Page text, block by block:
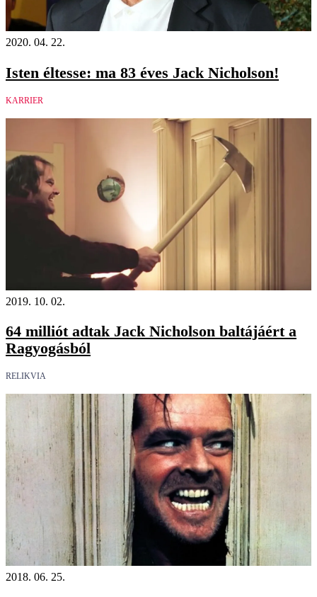
2020. 04. 22.
Isten éltesse: ma 83 éves Jack Nicholson!
KARRIER
2019. 10. 02.
64 milliót adtak Jack Nicholson baltájáért a
Ragyogásból
RELIKVIA
2018. 06. 25.